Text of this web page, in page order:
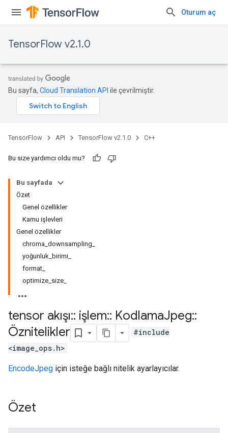
Oturum aç
TensorFlow v2.1.0
Bu sayfa, Cloud Translation API ile çevrilmiştir.
TensorFlow API TensorFlow v2.1.0 C++
Bu size yardımcı oldu mu?
Bu sayfada
Özet
Genel özellikler
Kamu işlevleri
Genel özellikler
chroma_downsampling_
yoğunluk_birimi_
format_
optimize_size_
tensor akışı:: işlem:: KodlamaJpeg::
Öznitelikler
#include
<image_ops.h>
EncodeJpeg için isteğe bağlı nitelik ayarlayıcılar.
Özet